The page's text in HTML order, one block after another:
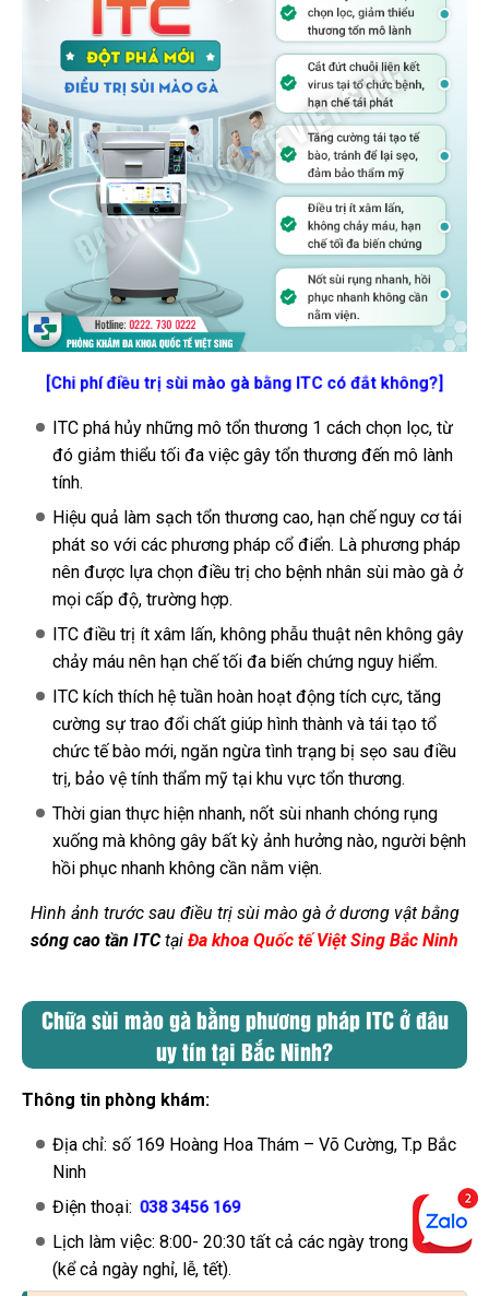
[Chi phí điều trị sùi mào gà bằng ITC có đắt không?]
ITC phá hủy những mô tổn thương 1 cách chọn lọc, từ
đó giảm thiểu tối đa việc gây tổn thương đến mô lành
tính.
Hiệu quả làm sạch tổn thương cao, hạn chế nguy cơ tái
phát so với các phương pháp cổ điển. Là phương pháp
nên được lựa chọn điều trị cho bệnh nhân sùi mào gà ở
mọi cấp độ, trường hợp.
ITC điều trị ít xâm lấn, không phẫu thuật nên không gây
chảy máu nên hạn chế tối đa biến chứng nguy hiểm.
ITC kích thích hệ tuần hoàn hoạt động tích cực, tăng
cường sự trao đổi chất giúp hình thành và tái tạo tổ
chức tế bào mới, ngăn ngừa tình trạng bị sẹo sau điều
trị, bảo vệ tính thẩm mỹ tại khu vực tổn thương.
Thời gian thực hiện nhanh, nốt sùi nhanh chóng rụng
xuống mà không gây bất kỳ ảnh hưởng nào, người bệnh
hồi phục nhanh không cần nằm viện.
Hình ảnh trước sau điều trị sùi mào gà ở dương vật bằng
sóng cao tần ITCtại Đa khoa Quốc tế Việt Sing Bắc Ninh
Chữa sùi mào gà bằng phương pháp ITC ở đâu
uy tín tại Bắc Ninh?
Thông tin phòng khám:
Địa chỉ: số 169 Hoàng Hoa Thám – Võ Cường, T.p Bắc
Ninh
Điện thoại: 038 3456 169
Lịch làm việc: 8:00- 20:30 tất cả các ngày trong tuần
(kể cả ngày nghỉ, lễ, tết).